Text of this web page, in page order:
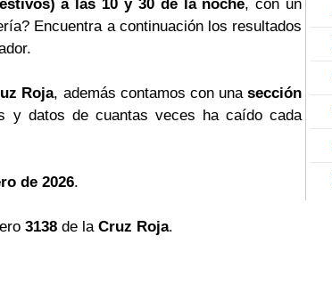
a las 10 y 30 de la noche, con un
Encuentra a continuación los resultados
Roja, además contamos con unasección
y datos de cuantas veces ha caído cada
de 2026.
3138 de la Cruz Roja.